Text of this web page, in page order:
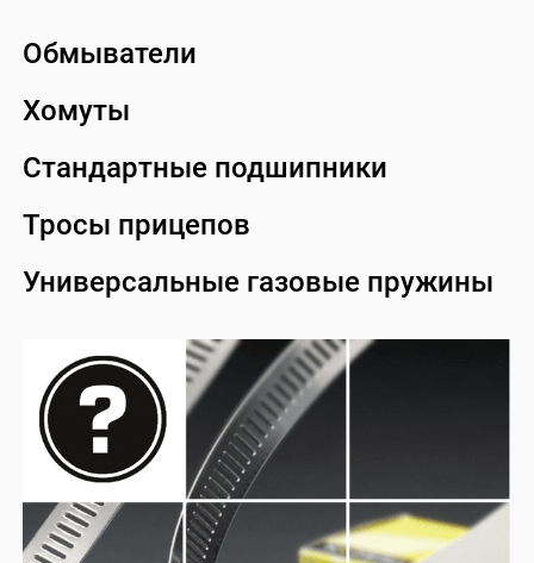
Обмыватели
Хомуты
Стандартные подшипники
Тросы прицепов
Универсальные газовые пружины